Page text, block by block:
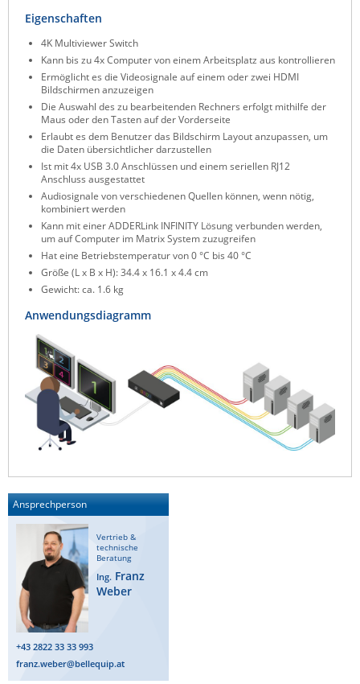
Unwired Networks
Vision
WATTECO
Westermo
Yuasa
ZPE Systems
News zu unseren Herstellern
Eigenschaften
4K Multiviewer Switch
Kann bis zu 4x Computer von einem Arbeitsplatz aus kontrollieren
Ermöglicht es die Videosignale auf einem oder zwei HDMI
Bildschirmen anzuzeigen
Die Auswahl des zu bearbeitenden Rechners erfolgt mithilfe der
Maus oder den Tasten auf der Vorderseite
Erlaubt es dem Benutzer das Bildschirm Layout anzupassen, um
die Daten übersichtlicher darzustellen
Ist mit 4x USB 3.0 Anschlüssen und einem seriellen RJ12
Anschluss ausgestattet
Audiosignale von verschiedenen Quellen können, wenn nötig,
kombiniert werden
Kann mit einer ADDERLink INFINITY Lösung verbunden werden,
um auf Computer im Matrix System zuzugreifen
Hat eine Betriebstemperatur von 0 °C bis 40 °C
Größe (L x B x H): 34.4 x 16.1 x 4.4 cm
Gewicht: ca. 1.6 kg
Anwendungsdiagramm
Ansprechperson
Vertrieb &
technische
Beratung
Ing. Franz
Weber
+43 2822 33 33 993
franz.weber@bellequip.at